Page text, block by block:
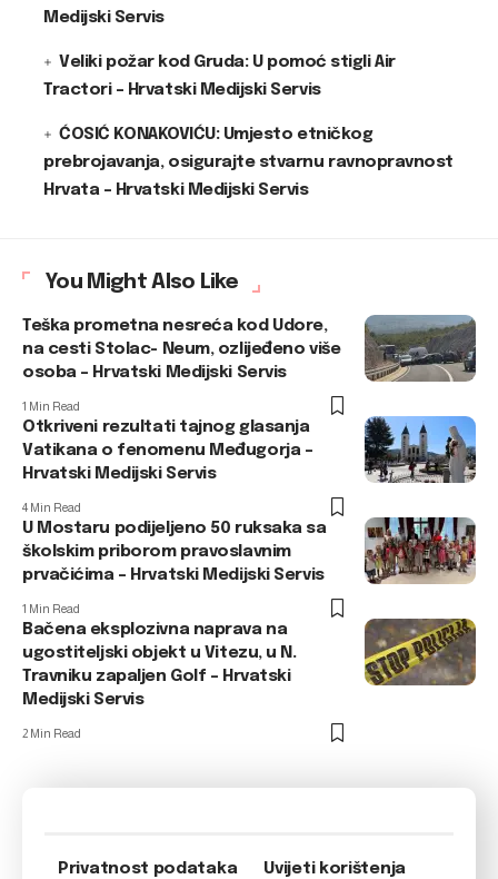
Medijski Servis
Veliki požar kod Gruda: U pomoć stigli Air
Tractori – Hrvatski Medijski Servis
ĆOSIĆ KONAKOVIĆU: Umjesto etničkog
prebrojavanja, osigurajte stvarnu ravnopravnost
Hrvata – Hrvatski Medijski Servis
You Might Also Like
Teška prometna nesreća kod Udore,
na cesti Stolac- Neum, ozlijeđeno više
osoba – Hrvatski Medijski Servis
1 Min Read
Otkriveni rezultati tajnog glasanja
Vatikana o fenomenu Međugorja –
Hrvatski Medijski Servis
4 Min Read
U Mostaru podijeljeno 50 ruksaka sa
školskim priborom pravoslavnim
prvačićima – Hrvatski Medijski Servis
1 Min Read
Bačena eksplozivna naprava na
ugostiteljski objekt u Vitezu, u N.
Travniku zapaljen Golf – Hrvatski
Medijski Servis
2 Min Read
Privatnost podataka Uvijeti korištenja